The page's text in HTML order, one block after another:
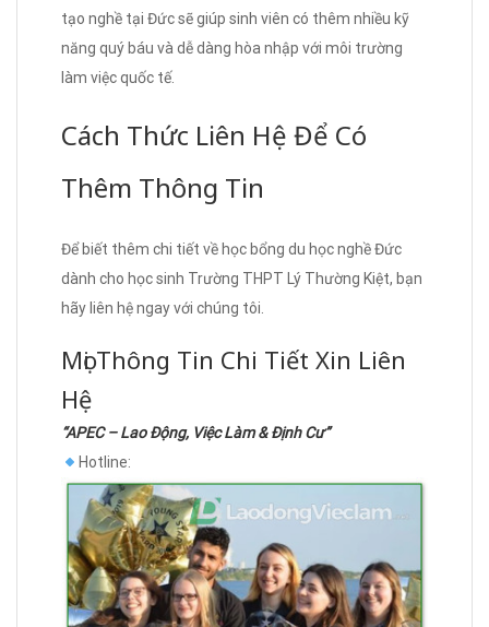
tạo nghề tại Đức sẽ giúp sinh viên có thêm nhiều kỹ
năng quý báu và dễ dàng hòa nhập với môi trường
làm việc quốc tế.
Cách Thức Liên Hệ Để Có
Thêm Thông Tin
Để biết thêm chi tiết về học bổng du học nghề Đức
dành cho học sinh Trường THPT Lý Thường Kiệt, bạn
hãy liên hệ ngay với chúng tôi.
Mọi Thông Tin Chi Tiết Xin Liên
Hệ
“APEC – Lao Động, Việc Làm & Định Cư”
Hotline: